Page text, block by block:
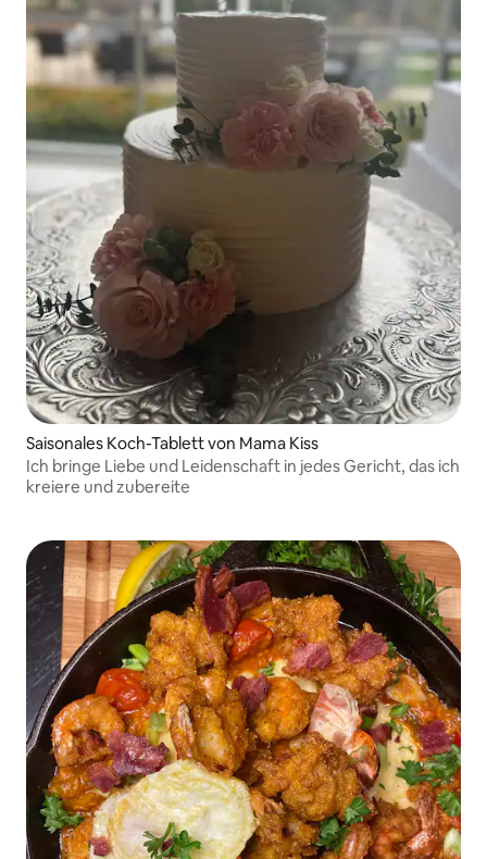
Saisonales Koch-Tablett von Mama Kiss
Ich bringe Liebe und Leidenschaft in jedes Gericht, das ich
kreiere und zubereite